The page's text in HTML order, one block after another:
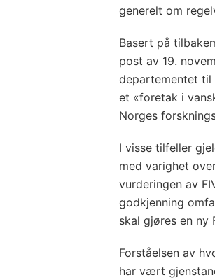
generelt om
Basert på
post av 19.
departementet
et «foretak i
Norges
I visse tilfeller
med varighet
vurderingen av
godkjenning
skal gjøres en ny
Forståelsen av
har vært